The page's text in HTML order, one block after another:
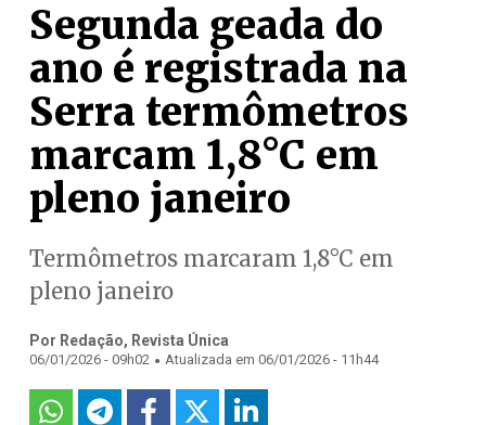
Segunda geada do
ano é registrada na
Serra termômetros
marcam 1,8°C em
pleno janeiro
Termômetros marcaram 1,8°C em
pleno janeiro
Por Redação, Revista Única
06/01/2026 - 09h02 . Atualizada em 06/01/2026 - 11h44